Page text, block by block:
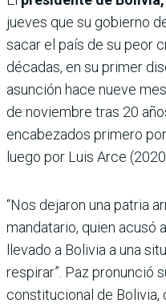
jueves que su gobierno
sacar el país de su peor
décadas, en su primer
asunción hace nueve
de noviembre tras 20
encabezados primero
luego por Luis Arce
“Nos dejaron una patria
mandatario, quien acusó
llevado a Bolivia a una
respirar”. Paz pronunció
constitucional de Bolivia,